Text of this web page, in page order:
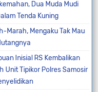
Dua Muda Mudi
Tenda Kuning
Marah, Mengaku Tak Mau
Inisial RS Kembalikan
Unit Tipikor Polres Samosir